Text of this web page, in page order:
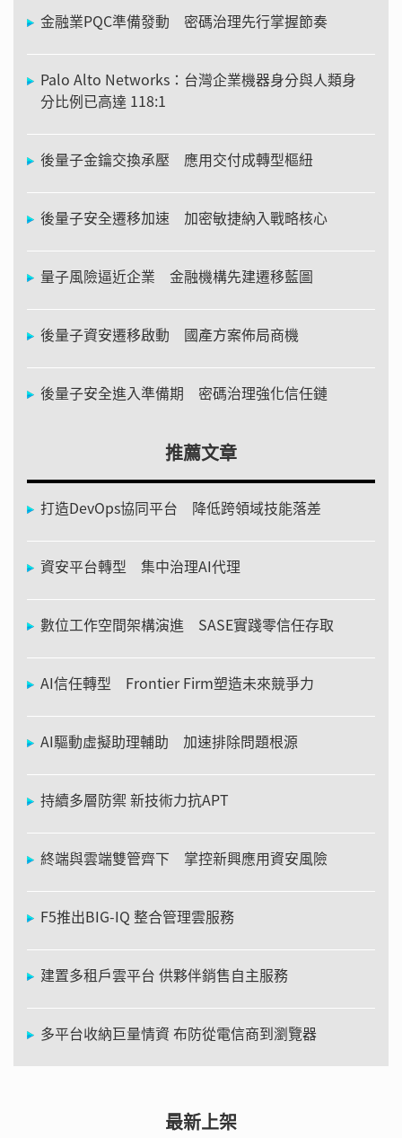
金融業PQC準備發動 密碼治理先行掌握節奏
Palo Alto Networks：台灣企業機器身分與人類身
分比例已高達 118:1
後量子金鑰交換承壓 應用交付成轉型樞紐
後量子安全遷移加速 加密敏捷納入戰略核心
量子風險逼近企業 金融機構先建遷移藍圖
後量子資安遷移啟動 國產方案佈局商機
後量子安全進入準備期 密碼治理強化信任鏈
推薦文章
打造DevOps協同平台 降低跨領域技能落差
資安平台轉型 集中治理AI代理
數位工作空間架構演進 SASE實踐零信任存取
AI信任轉型 Frontier Firm塑造未來競爭力
AI驅動虛擬助理輔助 加速排除問題根源
持續多層防禦 新技術力抗APT
終端與雲端雙管齊下 掌控新興應用資安風險
F5推出BIG-IQ 整合管理雲服務
建置多租戶雲平台 供夥伴銷售自主服務
多平台收納巨量情資 布防從電信商到瀏覽器
最新上架